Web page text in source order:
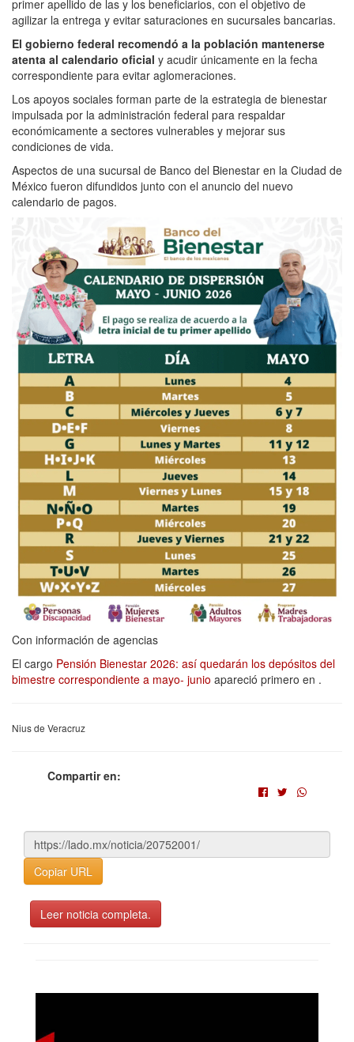
primer apellido de las y los beneficiarios, con el objetivo de
agilizar la entrega y evitar saturaciones en sucursales bancarias.
El gobierno federal recomendó a la población mantenerse
atenta al calendario oficial y acudir únicamente en la fecha
correspondiente para evitar aglomeraciones.
Los apoyos sociales forman parte de la estrategia de bienestar
impulsada por la administración federal para respaldar
económicamente a sectores vulnerables y mejorar sus
condiciones de vida.
Aspectos de una sucursal de Banco del Bienestar en la Ciudad de
México fueron difundidos junto con el anuncio del nuevo
calendario de pagos.
Con información de agencias
El cargo Pensión Bienestar 2026: así quedarán los depósitos del
bimestre correspondiente a mayo- junio apareció primero en .
Nius de Veracruz
Compartir en:
Copiar URL
Leer noticia completa.